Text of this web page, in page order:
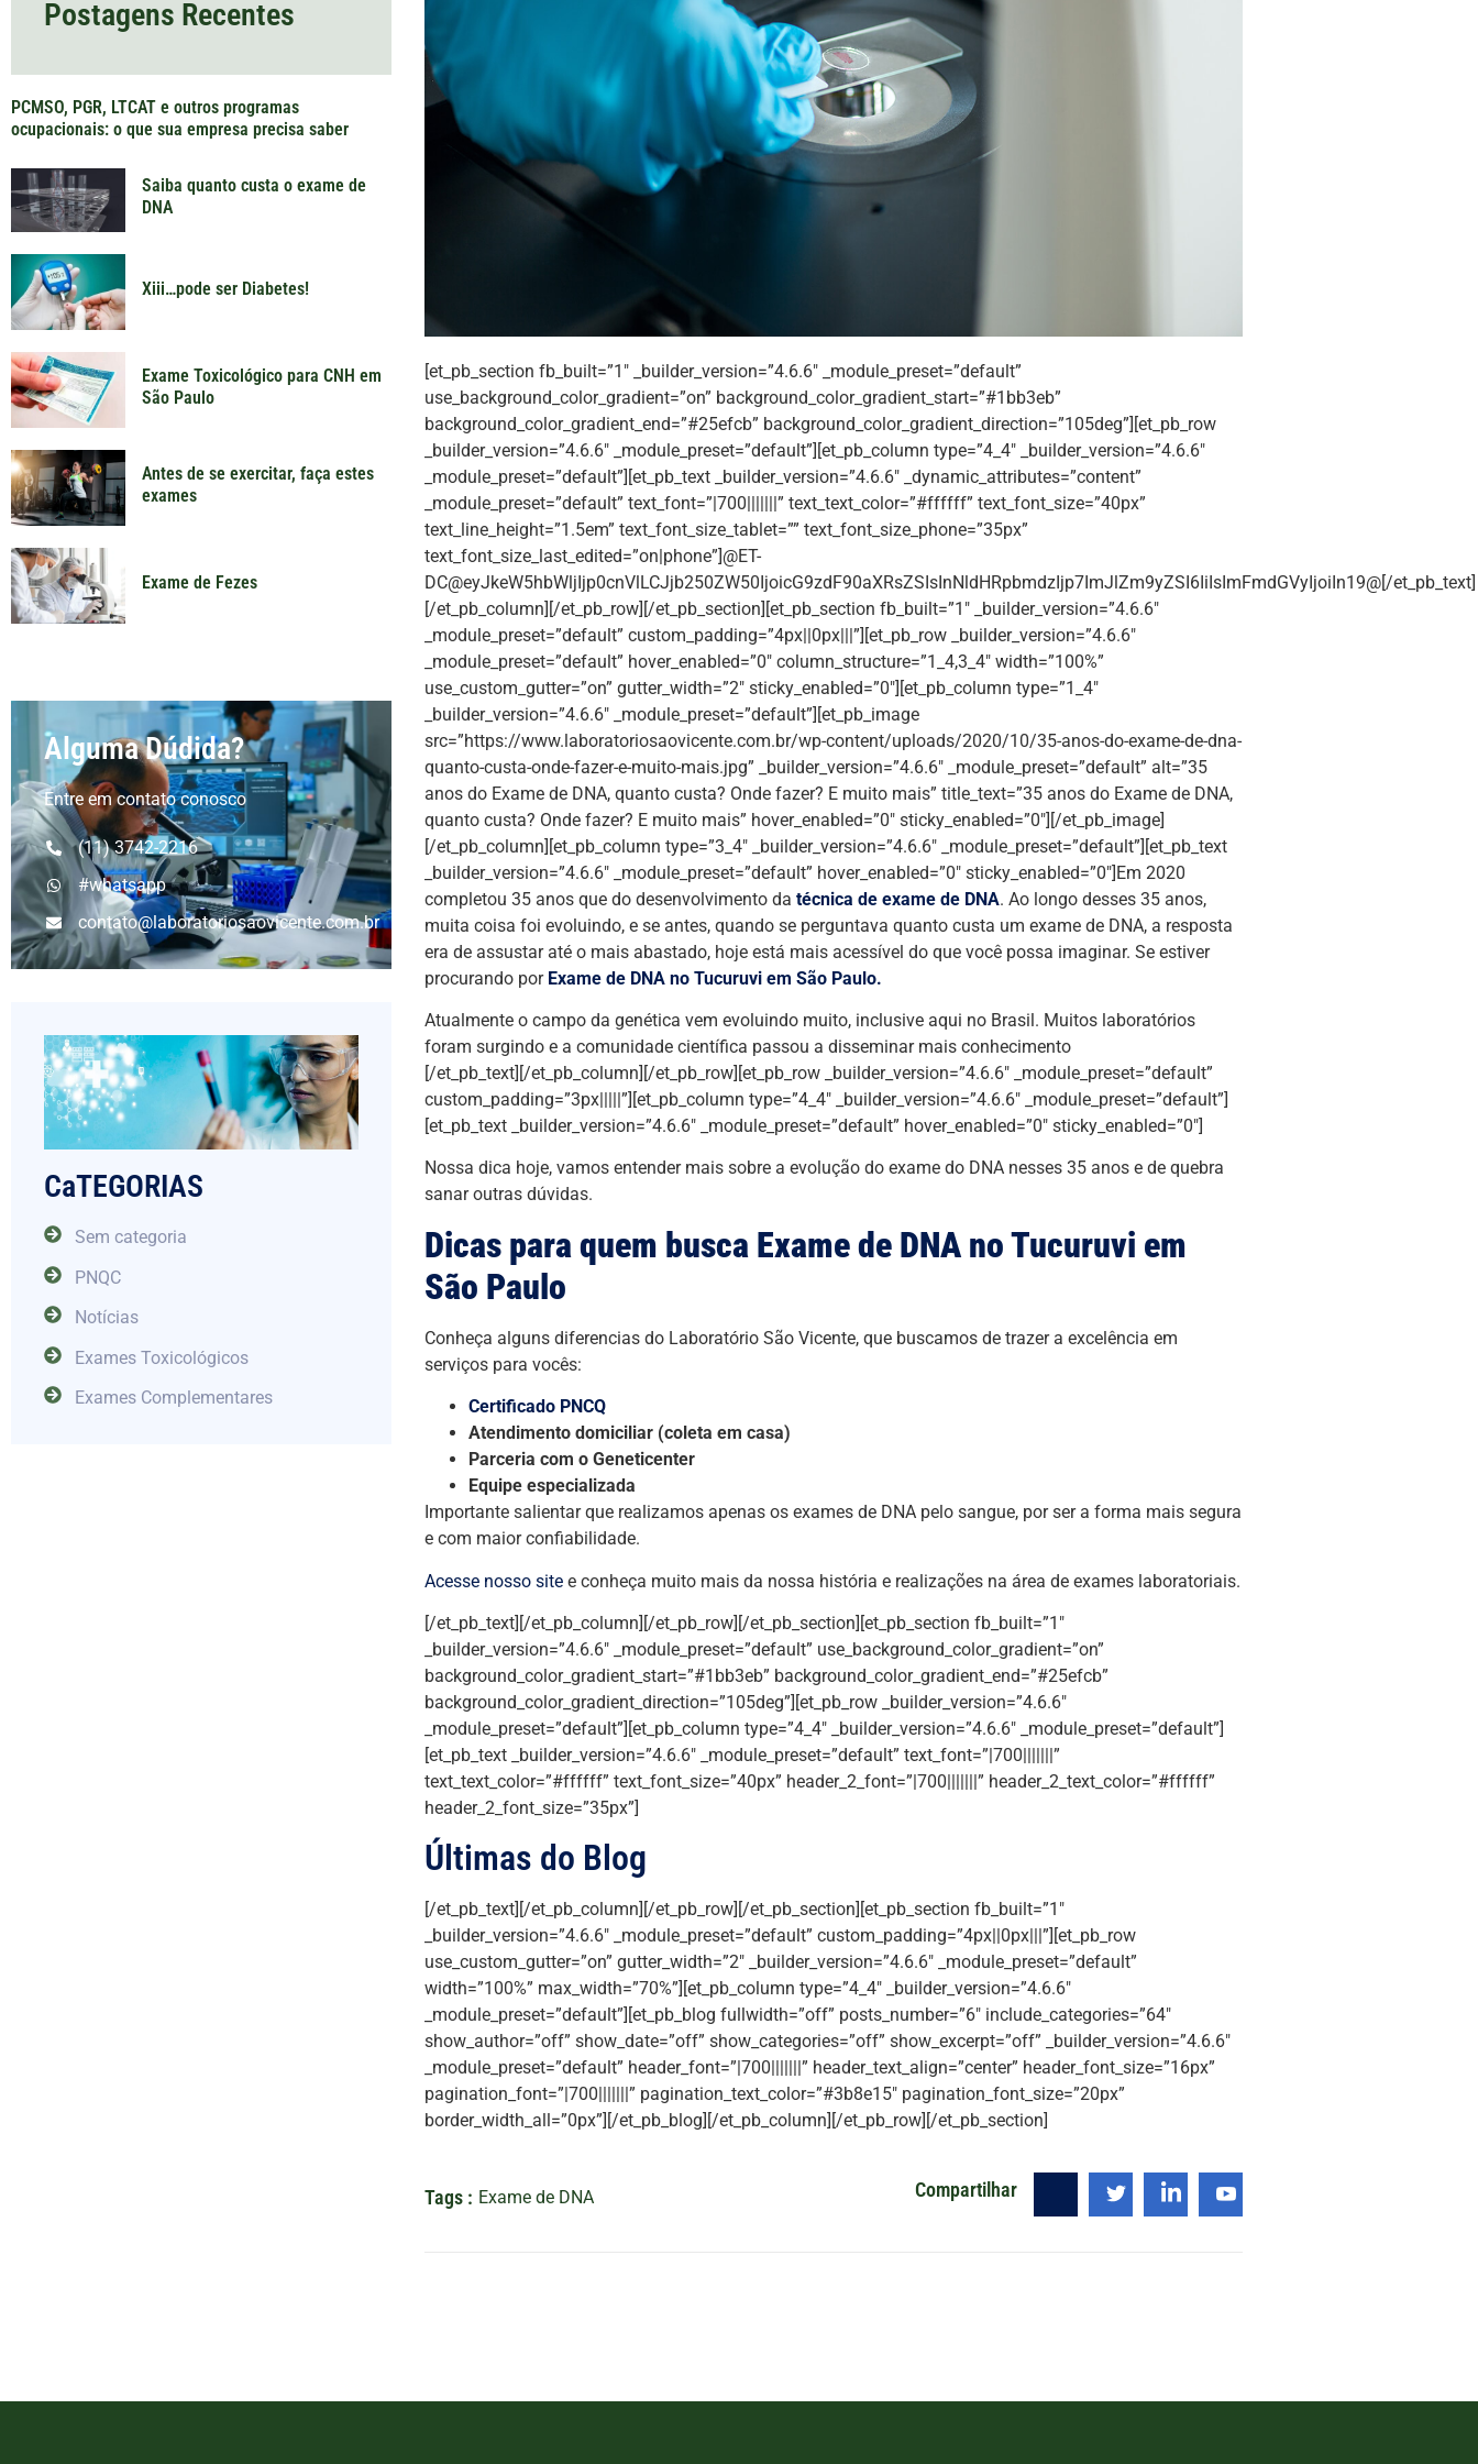
Postagens Recentes
PCMSO, PGR, LTCAT e outros programas
ocupacionais: o que sua empresa precisa saber
Saiba quanto custa o exame de
DNA
Xiii…pode ser Diabetes!
Exame Toxicológico para CNH em
São Paulo
Antes de se exercitar, faça estes
exames
Exame de Fezes
Alguma Dúdida?
Entre em contato conosco
(11) 3742-2216
#whatsapp
contato@laboratoriosaovicente.com.br
CaTEGORIAS
Sem categoria
PNQC
Notícias
Exames Toxicológicos
Exames Complementares
[et_pb_section fb_built=”1″ _builder_version=”4.6.6″ _module_preset=”default”
use_background_color_gradient=”on” background_color_gradient_start=”#1bb3eb”
background_color_gradient_end=”#25efcb” background_color_gradient_direction=”105deg”][et_pb_row
_builder_version=”4.6.6″ _module_preset=”default”][et_pb_column type=”4_4″ _builder_version=”4.6.6″
_module_preset=”default”][et_pb_text _builder_version=”4.6.6″ _dynamic_attributes=”content”
_module_preset=”default” text_font=”|700|||||||” text_text_color=”#ffffff” text_font_size=”40px”
text_line_height=”1.5em” text_font_size_tablet=”” text_font_size_phone=”35px”
text_font_size_last_edited=”on|phone”]@ET-
DC@eyJkeW5hbWljIjp0cnVlLCJjb250ZW50IjoicG9zdF90aXRsZSIsInNldHRpbmdzIjp7ImJlZm9yZSI6IiIsImFmdGVyIjoiIn19@[/et_pb_text]
[/et_pb_column][/et_pb_row][/et_pb_section][et_pb_section fb_built=”1″ _builder_version=”4.6.6″
_module_preset=”default” custom_padding=”4px||0px|||”][et_pb_row _builder_version=”4.6.6″
_module_preset=”default” hover_enabled=”0″ column_structure=”1_4,3_4″ width=”100%”
use_custom_gutter=”on” gutter_width=”2″ sticky_enabled=”0″][et_pb_column type=”1_4″
_builder_version=”4.6.6″ _module_preset=”default”][et_pb_image
src=”https://www.laboratoriosaovicente.com.br/wp-content/uploads/2020/10/35-anos-do-exame-de-dna-
quanto-custa-onde-fazer-e-muito-mais.jpg” _builder_version=”4.6.6″ _module_preset=”default” alt=”35
anos do Exame de DNA, quanto custa? Onde fazer? E muito mais” title_text=”35 anos do Exame de DNA,
quanto custa? Onde fazer? E muito mais” hover_enabled=”0″ sticky_enabled=”0″][/et_pb_image]
[/et_pb_column][et_pb_column type=”3_4″ _builder_version=”4.6.6″ _module_preset=”default”][et_pb_text
_builder_version=”4.6.6″ _module_preset=”default” hover_enabled=”0″ sticky_enabled=”0″]Em 2020
completou 35 anos que do desenvolvimento da técnica de exame de DNA. Ao longo desses 35 anos,
muita coisa foi evoluindo, e se antes, quando se perguntava quanto custa um exame de DNA, a resposta
era de assustar até o mais abastado, hoje está mais acessível do que você possa imaginar. Se estiver
procurando por Exame de DNA no Tucuruvi em São Paulo.
Atualmente o campo da genética vem evoluindo muito, inclusive aqui no Brasil. Muitos laboratórios
foram surgindo e a comunidade científica passou a disseminar mais conhecimento
[/et_pb_text][/et_pb_column][/et_pb_row][et_pb_row _builder_version=”4.6.6″ _module_preset=”default”
custom_padding=”3px|||||”][et_pb_column type=”4_4″ _builder_version=”4.6.6″ _module_preset=”default”]
[et_pb_text _builder_version=”4.6.6″ _module_preset=”default” hover_enabled=”0″ sticky_enabled=”0″]
Nossa dica hoje, vamos entender mais sobre a evolução do exame do DNA nesses 35 anos e de quebra
sanar outras dúvidas.
Dicas para quem busca Exame de DNA no Tucuruvi em
São Paulo
Conheça alguns diferencias do Laboratório São Vicente, que buscamos de trazer a excelência em
serviços para vocês:
Certificado PNCQ
Atendimento domiciliar (coleta em casa)
Parceria com o Geneticenter
Equipe especializada
Importante salientar que realizamos apenas os exames de DNA pelo sangue, por ser a forma mais segura
e com maior confiabilidade.
Acesse nosso site e conheça muito mais da nossa história e realizações na área de exames laboratoriais.
[/et_pb_text][/et_pb_column][/et_pb_row][/et_pb_section][et_pb_section fb_built=”1″
_builder_version=”4.6.6″ _module_preset=”default” use_background_color_gradient=”on”
background_color_gradient_start=”#1bb3eb” background_color_gradient_end=”#25efcb”
background_color_gradient_direction=”105deg”][et_pb_row _builder_version=”4.6.6″
_module_preset=”default”][et_pb_column type=”4_4″ _builder_version=”4.6.6″ _module_preset=”default”]
[et_pb_text _builder_version=”4.6.6″ _module_preset=”default” text_font=”|700|||||||”
text_text_color=”#ffffff” text_font_size=”40px” header_2_font=”|700|||||||” header_2_text_color=”#ffffff”
header_2_font_size=”35px”]
Últimas do Blog
[/et_pb_text][/et_pb_column][/et_pb_row][/et_pb_section][et_pb_section fb_built=”1″
_builder_version=”4.6.6″ _module_preset=”default” custom_padding=”4px||0px|||”][et_pb_row
use_custom_gutter=”on” gutter_width=”2″ _builder_version=”4.6.6″ _module_preset=”default”
width=”100%” max_width=”70%”][et_pb_column type=”4_4″ _builder_version=”4.6.6″
_module_preset=”default”][et_pb_blog fullwidth=”off” posts_number=”6″ include_categories=”64″
show_author=”off” show_date=”off” show_categories=”off” show_excerpt=”off” _builder_version=”4.6.6″
_module_preset=”default” header_font=”|700|||||||” header_text_align=”center” header_font_size=”16px”
pagination_font=”|700|||||||” pagination_text_color=”#3b8e15″ pagination_font_size=”20px”
border_width_all=”0px”][/et_pb_blog][/et_pb_column][/et_pb_row][/et_pb_section]
Tags : Exame de DNA Compartilhar